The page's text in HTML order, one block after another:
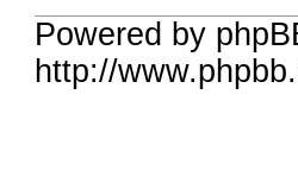
Powered by
http://